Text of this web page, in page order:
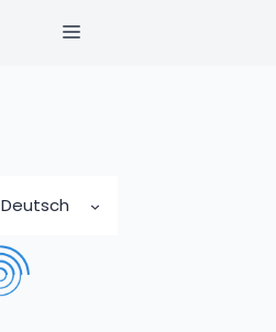
Deutsch
MENÜ